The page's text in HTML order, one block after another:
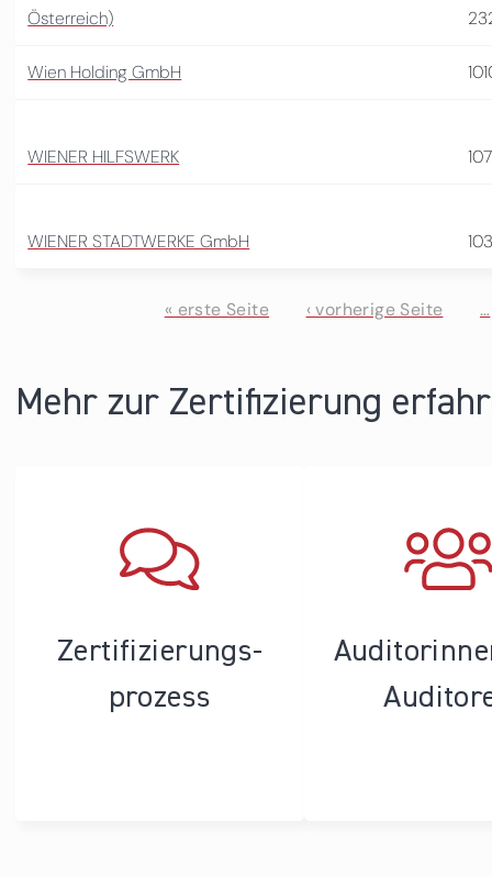
Österreich)
Wien Holding GmbH
WIENER HILFSWERK
WIENER STADTWERKE GmbH
« erste Seite ‹ vorherige Seite …
Mehr zur Zertifizierung
Zertifizierungs­
prozess